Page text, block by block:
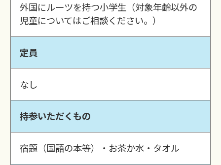
外国にルーツを持つ小学生（対象年齢以外の
児童についてはご相談ください。）
定員
なし
持参いただくもの
宿題（国語の本等）・お茶か水・タオル